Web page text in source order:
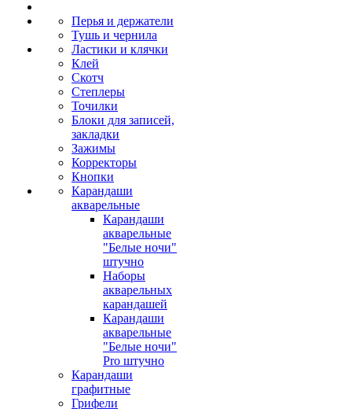
Перья и держатели
Тушь и чернила
Ластики и клячки
Клей
Скотч
Степлеры
Точилки
Блоки для записей,
закладки
Зажимы
Корректоры
Кнопки
Карандаши
акварельные
Карандаши
акварельные
"Белые ночи"
штучно
Наборы
акварельных
карандашей
Карандаши
акварельные
"Белые ночи"
Pro штучно
Карандаши
графитные
Грифели